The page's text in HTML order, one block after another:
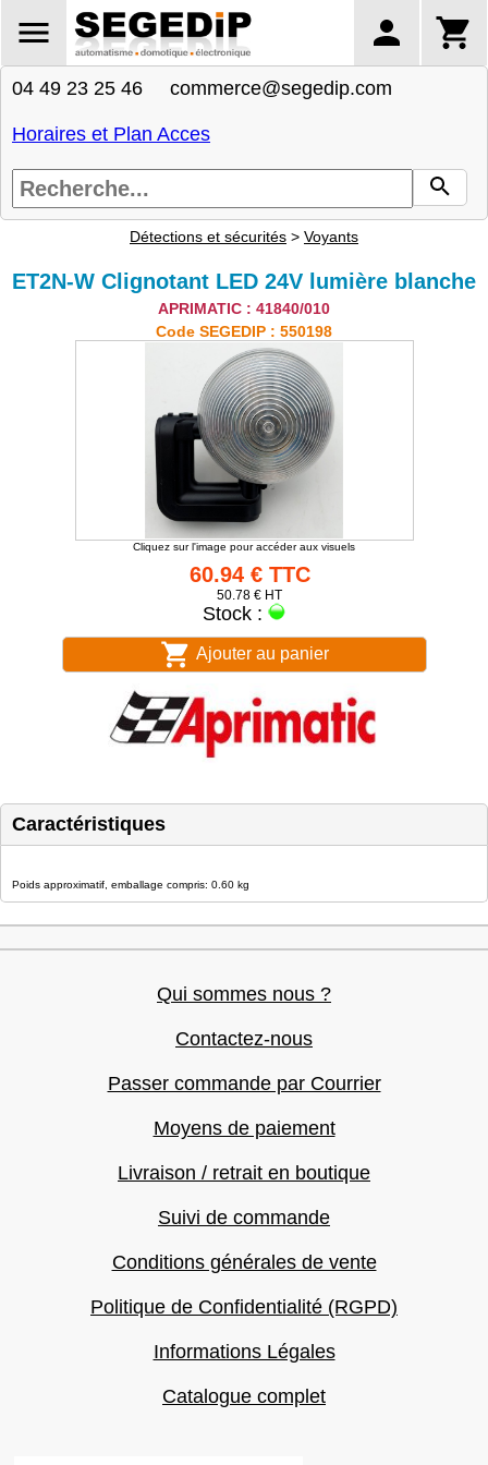
04 49 23 25 46 commerce@segedip.com
Horaires et Plan Acces
Détections et sécurités > Voyants
ET2N-W Clignotant LED 24V lumière blanche
APRIMATIC : 41840/010
Code SEGEDIP : 550198
Cliquez sur l'image pour accéder aux visuels
60.94 € TTC
50.78 € HT
Stock :
Ajouter au panier
Caractéristiques
Poids approximatif, emballage compris: 0.60 kg
Qui sommes nous ?
Contactez-nous
Passer commande par Courrier
Moyens de paiement
Livraison / retrait en boutique
Suivi de commande
Conditions générales de vente
Politique de Confidentialité (RGPD)
Informations Légales
Catalogue complet